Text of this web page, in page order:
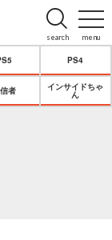
menu
search
PS4
者
インサイドちゃ
ん